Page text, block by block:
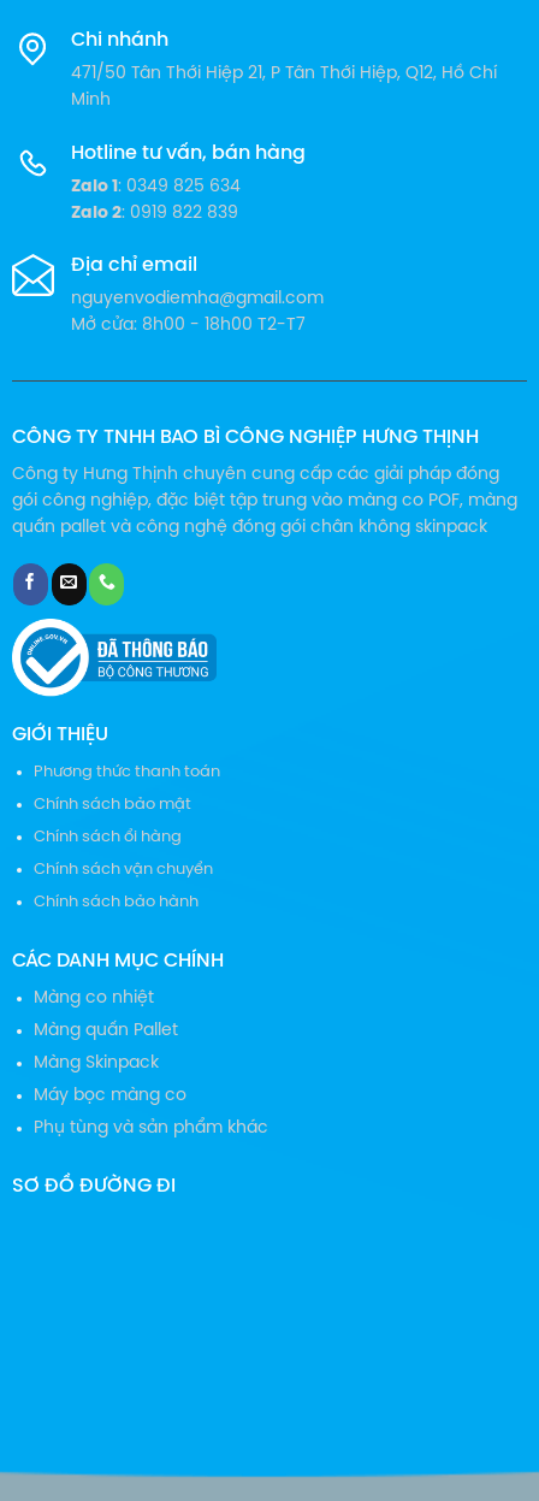
Loại dày 75 microns x Rộng 760mm x Dài 330m
Loại dày 100 microns x Rộng 760mm x Dài 250m
Chi nhánh
471/50 Tân Thới Hiệp 21, P Tân Thới Hiệp, Q12, Hồ Chí
Minh
Hotline tư vấn, bán hàng
Zalo 1 : 0349 825 634
Zalo 2: 0919 822 839
Địa chỉ email
nguyenvodiemha@gmail.com
Mở cửa: 8h00 - 18h00 T2-T7
CÔNG TY TNHH BAO BÌ CÔNG NGHIỆP HƯNG THỊNH
Công ty Hưng Thịnh chuyên cung cấp các giải pháp đóng
gói công nghiệp, đặc biệt tập trung vào màng co POF, màng
quấn pallet và công nghệ đóng gói chân không skinpack
GIỚI THIỆU
Phương thức thanh toán
Chính sách bảo mật
Chính sách ổi hàng
Chính sách vận chuyển
Chính sách bảo hành
CÁC DANH MỤC CHÍNH
Màng co nhiệt
Màng quấn Pallet
Màng Skinpack
Máy bọc màng co
Phụ tùng và sản phẩm khác
SƠ ĐỒ ĐƯỜNG ĐI